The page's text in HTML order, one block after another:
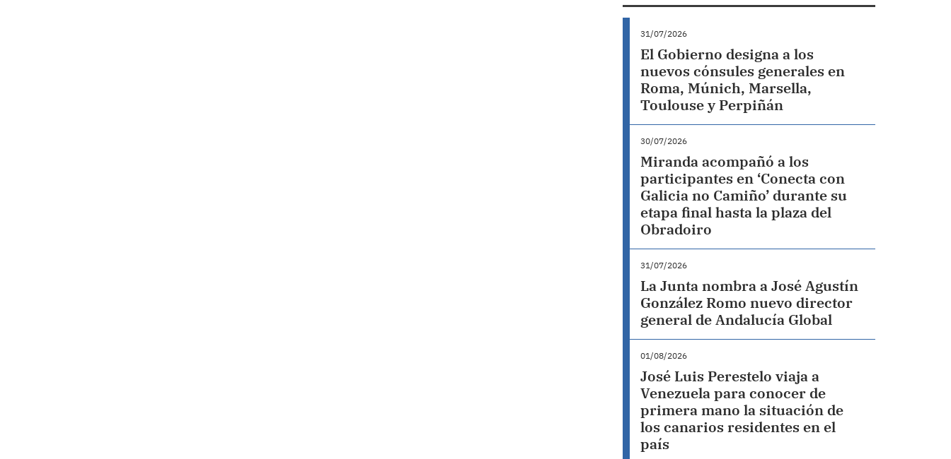
31/07/2026
El Gobierno designa a los
nuevos cónsules generales en
Roma, Múnich, Marsella,
Toulouse y Perpiñán
30/07/2026
Miranda acompañó a los
participantes en ‘Conecta con
Galicia no Camiño’ durante su
etapa final hasta la plaza del
Obradoiro
31/07/2026
La Junta nombra a José Agustín
González Romo nuevo director
general de Andalucía Global
01/08/2026
José Luis Perestelo viaja a
Venezuela para conocer de
primera mano la situación de
los canarios residentes en el
país